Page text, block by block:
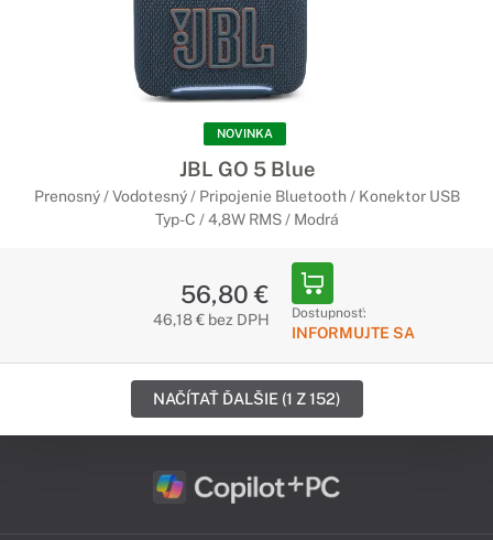
NOVINKA
JBL GO 5 Blue
Prenosný / Vodotesný / Pripojenie Bluetooth / Konektor USB
Typ-C / 4,8W RMS / Modrá
56,80 €
46,18 € bez DPH Dostupnosť:
INFORMUJTE SA
NAČÍTAŤ ĎALŠIE (1 Z 152)